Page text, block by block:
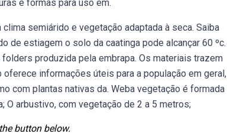
e formas para uso em.
semiárido e vegetação adaptada à seca. Saiba
de estiagem o solo da caatinga pode alcançar 60 ºc.
produzida pela embrapa. Os materiais trazem
informações úteis para a população em geral,
com plantas nativas da. Weba vegetação é formada
O arbustivo, com vegetação de 2 a 5 metros;
button below.